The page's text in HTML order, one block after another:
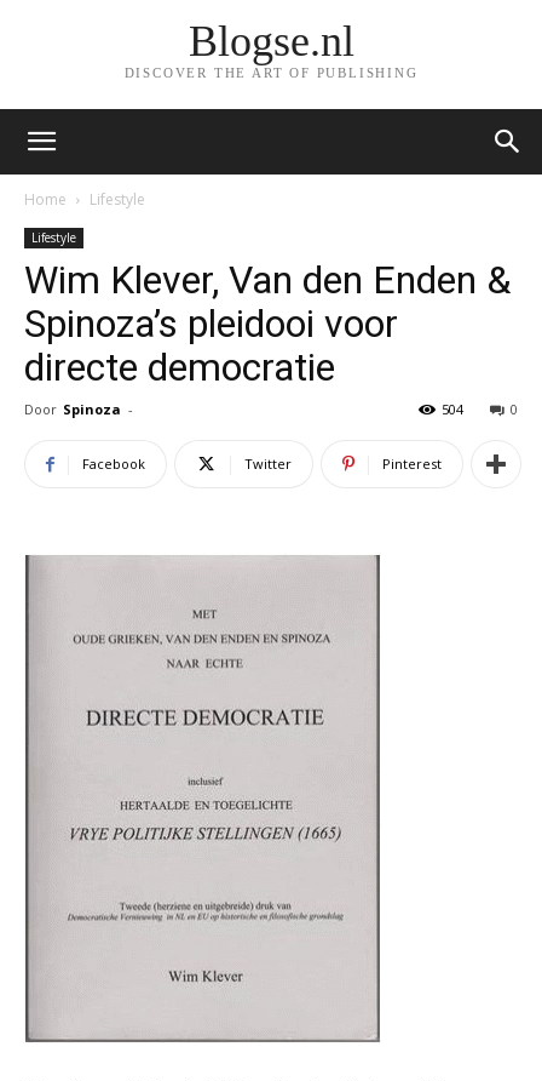
Blogse.nl
DISCOVER THE ART OF PUBLISHING
Home Lifestyle
Lifestyle
Wim Klever, Van den Enden &
Spinoza’s pleidooi voor
directe democratie
Door Spinoza - 0
504
Facebook Twitter Pinterest